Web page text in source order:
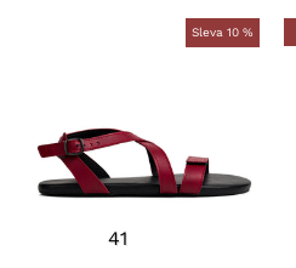
Sleva 10 %
41